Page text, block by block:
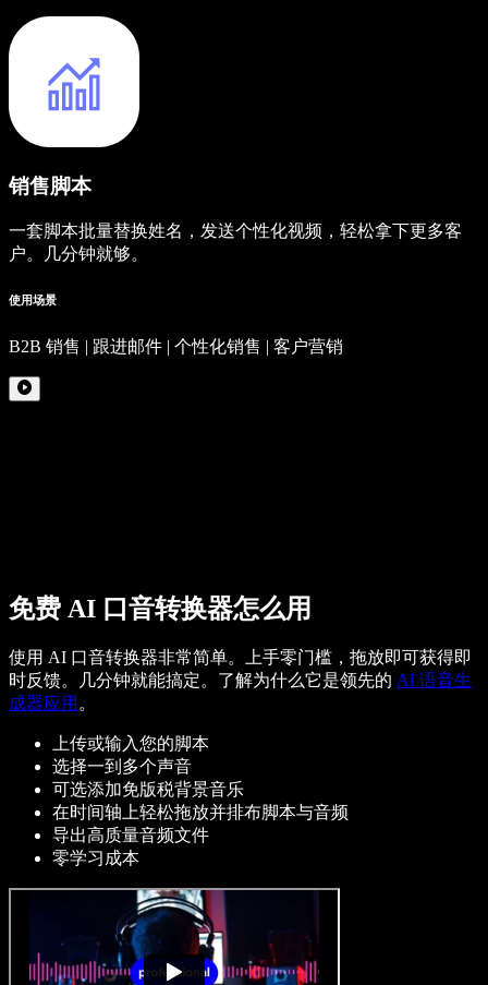
销售脚本
一套脚本批量替换姓名，发送个性化视频，轻松拿下更多客
户。几分钟就够。
使用场景
B2B 销售 | 跟进邮件 | 个性化销售 | 客户营销
免费 AI 口音转换器怎么用
使用 AI 口音转换器非常简单。上手零门槛，拖放即可获得即
时反馈。几分钟就能搞定。了解为什么它是领先的 AI 语音生
成器应用 。
上传或输入您的脚本
选择一到多个声音
可选添加免版税背景音乐
在时间轴上轻松拖放并排布脚本与音频
导出高质量音频文件
零学习成本